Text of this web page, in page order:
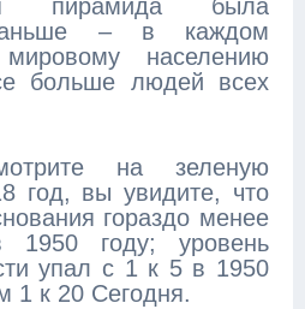
пирамида была
– в каждом
населению
больше людей всех
на зеленую
год, вы увидите, что
гораздо менее
году; уровень
упал с 1 к 5 в 1950
1 к 20 Сегодня.